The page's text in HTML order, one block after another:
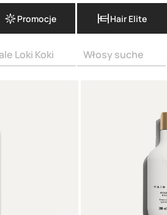
Promocje Hair Elite
Loki Koki Włosy suche